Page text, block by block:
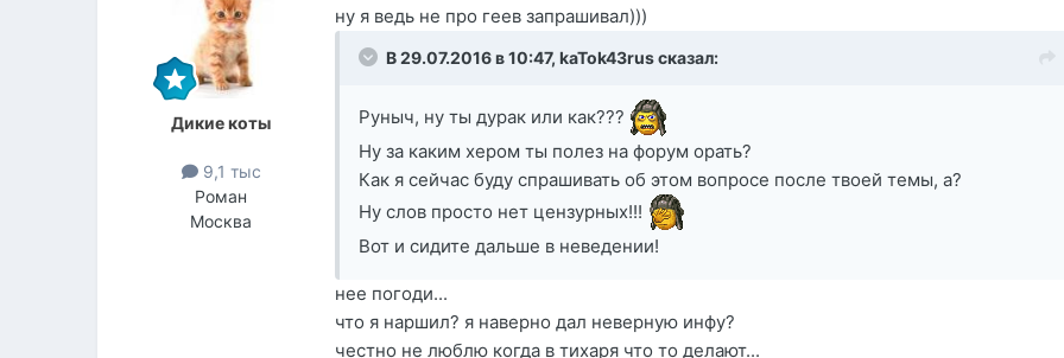
Дикие коты
9,1 тыс
Роман
Москва
ну я ведь не про геев запрашивал)))
В 29.07.2016 в 10:47,kaTok43rusсказал:
Руныч, ну ты дурак или как???
Ну за каким хером ты полез на форум орать?
Как я сейчас буду спрашивать об этом вопросе после твоей темы, а?
Ну слов просто нет цензурных!!!
Вот и сидите дальше в неведении!
нее погоди...
что я наршил? я наверно дал неверную инфу?
честно не люблю когда в тихаря что то делают...